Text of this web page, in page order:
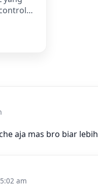
aja mas bro biar
am